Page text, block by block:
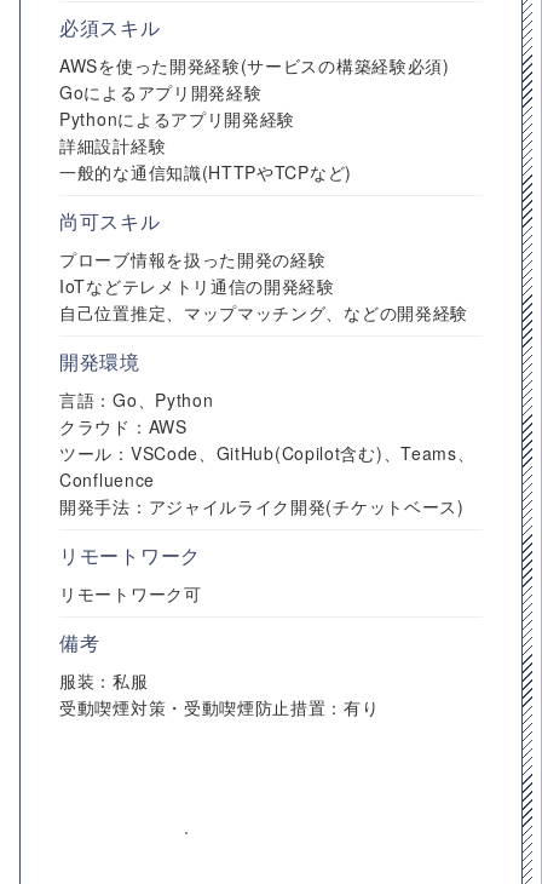
必須スキル
AWSを使った開発経験(サービスの構築経験必須)
Goによるアプリ開発経験
Pythonによるアプリ開発経験
詳細設計経験
一般的な通信知識(HTTPやTCPなど)
尚可スキル
プローブ情報を扱った開発の経験
IoTなどテレメトリ通信の開発経験
自己位置推定、マップマッチング、などの開発経験
開発環境
言語：Go、Python
クラウド：AWS
ツール：VSCode、GitHub(Copilot含む)、Teams、
Confluence
開発手法：アジャイルライク開発(チケットベース)
リモートワーク
リモートワーク可
備考
服装：私服
受動喫煙対策・受動喫煙防止措置：有り